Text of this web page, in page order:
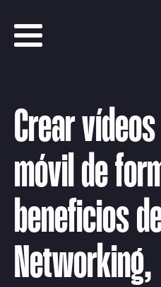
Crear
móvil de
beneficios
Networking,